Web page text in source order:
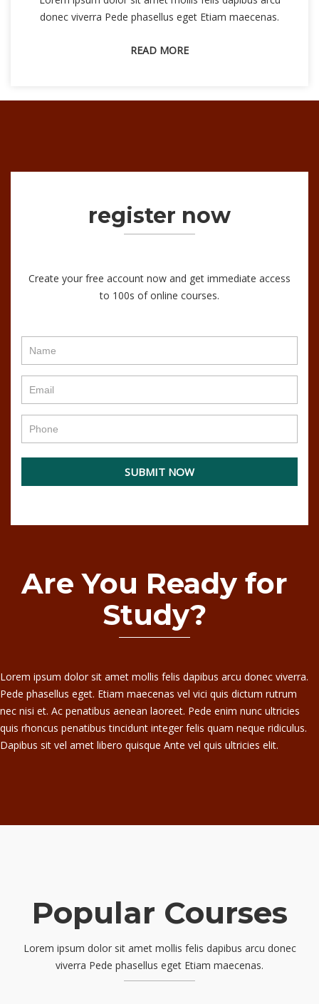
donec viverra Pede phasellus eget Etiam maecenas.
READ MORE
register now
Create your free account now and get immediate access
to 100s of online courses.
Are You Ready for
Study?
Lorem ipsum dolor sit amet mollis felis dapibus arcu donec viverra.
Pede phasellus eget. Etiam maecenas vel vici quis dictum rutrum
nec nisi et. Ac penatibus aenean laoreet. Pede enim nunc ultricies
quis rhoncus penatibus tincidunt integer felis quam neque ridiculus.
Dapibus sit vel amet libero quisque Ante vel quis ultricies elit.
Popular Courses
Lorem ipsum dolor sit amet mollis felis dapibus arcu donec
viverra Pede phasellus eget Etiam maecenas.